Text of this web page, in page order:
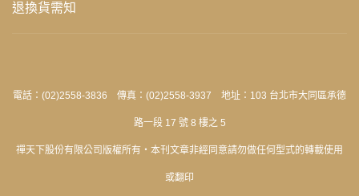
退換貨需知
電話：(02)2558-3836 傳真：(02)2558-3937 地址：103 台北市大同區承德
路一段 17 號 8 樓之 5
禪天下股份有限公司版權所有‧本刊文章非經同意請勿做任何型式的轉載使用
或翻印